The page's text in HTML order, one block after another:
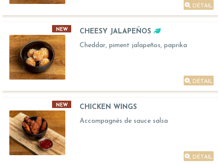
DÉTAIL
NEW
CHEESY JALAPEÑOS
Cheddar, piment jalapeños, paprika
DÉTAIL
NEW
CHICKEN WINGS
Accompagnés de sauce salsa
DÉTAIL